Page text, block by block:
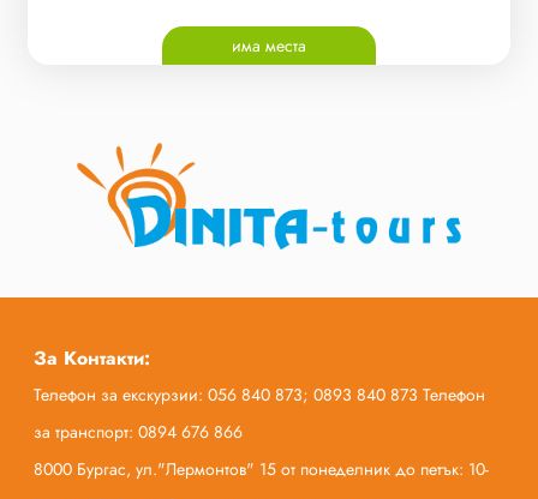
има места
За Контакти:
Телефон за екскурзии: 056 840 873; 0893 840 873 Телефон
за транспорт: 0894 676 866
8000 Бургас, ул."Лермонтов" 15 от понеделник до петък: 10-